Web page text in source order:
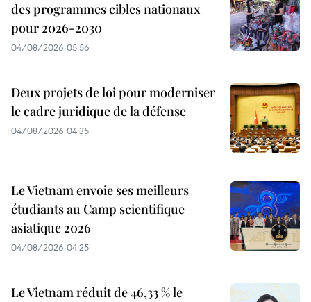
des programmes cibles nationaux
pour 2026-2030
04/08/2026 05:56
Deux projets de loi pour moderniser
le cadre juridique de la défense
04/08/2026 04:35
Le Vietnam envoie ses meilleurs
étudiants au Camp scientifique
asiatique 2026
04/08/2026 04:25
Le Vietnam réduit de 46,33 % le